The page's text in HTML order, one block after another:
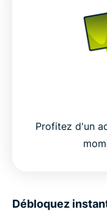
Profitez d'un
Débloquez